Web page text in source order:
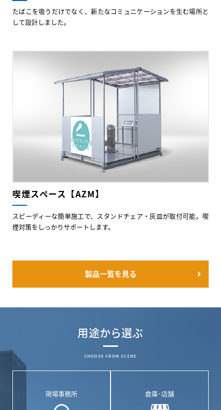
たばこを吸うだけでなく、新たなコミュニケーションを生む場所と
して設計しました。
喫煙スペース【AZM】
スピーディーな簡単施工で、スタンドチェア・灰皿が取付可能。喫
煙対策をしっかりサポートします。
製品一覧を見る
用途から選ぶ
CHOOSE FROM SCENE
現場事務所 倉庫･店舗